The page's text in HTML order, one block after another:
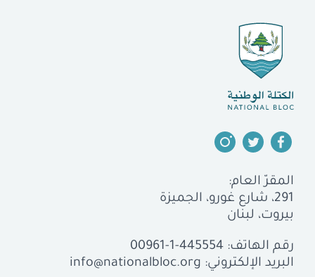
المقرّ العام:
291، شارع غورو، الجميزة
بيروت، لبنان
رقم الهاتف: 00961-1-445554
البريد الإلكتروني: info@nationalbloc.org